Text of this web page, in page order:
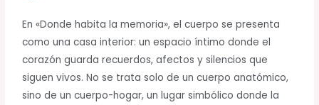
En «Donde habita la memoria», el cuerpo se presenta
como una casa interior: un espacio íntimo donde el
corazón guarda recuerdos, afectos y silencios que
siguen vivos. No se trata solo de un cuerpo anatómico,
sino de un cuerpo-hogar, un lugar simbólico donde la
un
hogar
que
resguarda
la